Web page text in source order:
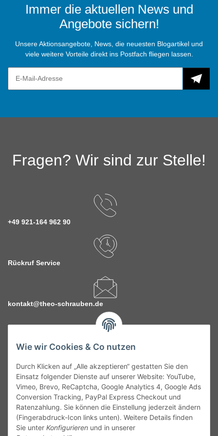
Wie wir Cookies & Co nutzen
Durch Klicken auf „Alle akzeptieren“ gestatten Sie den
Einsatz folgender Dienste auf unserer Website: YouTube,
Vimeo, Brevo, ReCaptcha, Google Analytics 4, Google Ads
Conversion Tracking, PayPal Express Checkout und
Ratenzahlung. Sie können die Einstellung jederzeit ändern
(Fingerabdruck-Icon links unten). Weitere Details finden
Sie unter Konfigurieren und in unserer
Immer die aktuellen News und
Angebote sichern!
Unsere Aktionsangebote, News, die neuesten Blogartikel und
viele weitere Vorteile direkt ins Postfach fliegen lassen.
Fragen? Wir sind zur Stelle!
+49 921-164 962 90
Rückruf Service
kontakt@theo-schrauben.de
Service
Gesetzliche Informationen
Alle technischen Angaben ohne Gewähr. Irrtümer und fehlerhafte